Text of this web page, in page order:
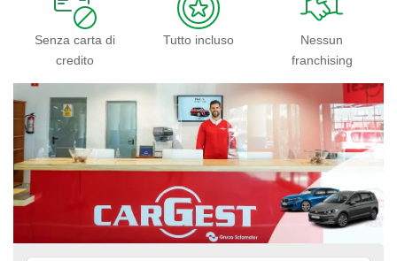
Senza carta di
credito
Tutto incluso
Nessun
franchising